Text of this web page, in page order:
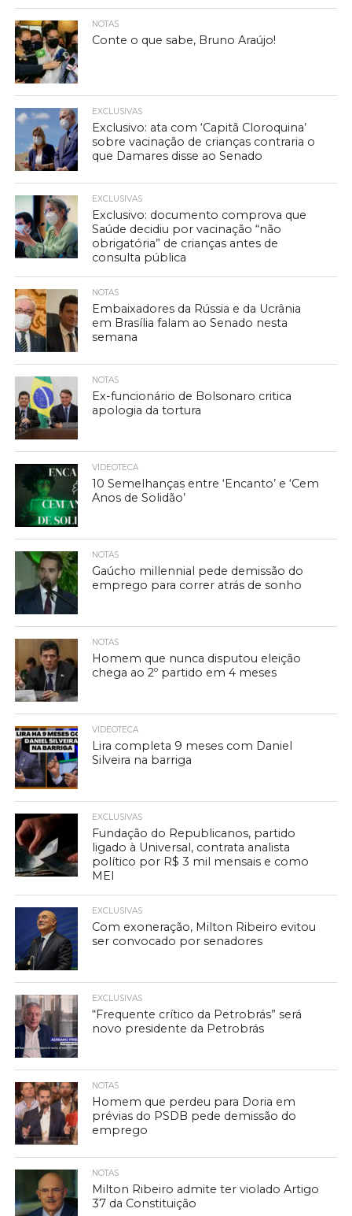
NOTAS
Conte o que sabe, Bruno Araújo!
EXCLUSIVAS
Exclusivo: ata com ‘Capitã Cloroquina’
sobre vacinação de crianças contraria o
que Damares disse ao Senado
EXCLUSIVAS
Exclusivo: documento comprova que
Saúde decidiu por vacinação “não
obrigatória” de crianças antes de
consulta pública
NOTAS
Embaixadores da Rússia e da Ucrânia
em Brasília falam ao Senado nesta
semana
NOTAS
Ex-funcionário de Bolsonaro critica
apologia da tortura
VIDEOTECA
10 Semelhanças entre ‘Encanto’ e ‘Cem
Anos de Solidão’
NOTAS
Gaúcho millennial pede demissão do
emprego para correr atrás de sonho
NOTAS
Homem que nunca disputou eleição
chega ao 2º partido em 4 meses
VIDEOTECA
Lira completa 9 meses com Daniel
Silveira na barriga
EXCLUSIVAS
Fundação do Republicanos, partido
ligado à Universal, contrata analista
político por R$ 3 mil mensais e como
MEI
EXCLUSIVAS
Com exoneração, Milton Ribeiro evitou
ser convocado por senadores
EXCLUSIVAS
“Frequente crítico da Petrobrás” será
novo presidente da Petrobrás
NOTAS
Homem que perdeu para Doria em
prévias do PSDB pede demissão do
emprego
NOTAS
Milton Ribeiro admite ter violado Artigo
37 da Constituição